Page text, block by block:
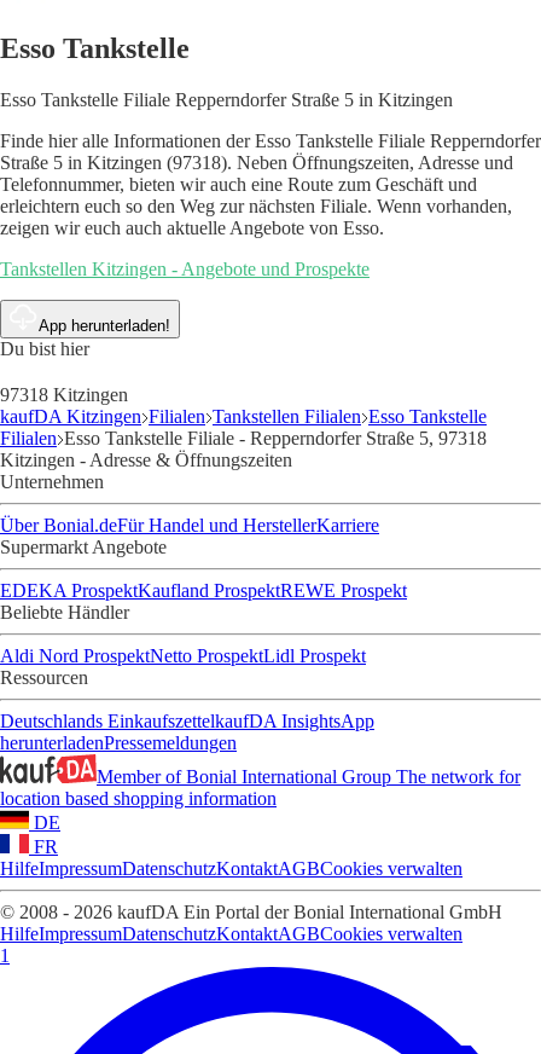
Esso Tankstelle
Esso Tankstelle Filiale Repperndorfer Straße 5 in Kitzingen
Finde hier alle Informationen der Esso Tankstelle Filiale Repperndorfer
Straße 5 in Kitzingen (97318). Neben Öffnungszeiten, Adresse und
Telefonnummer, bieten wir auch eine Route zum Geschäft und
erleichtern euch so den Weg zur nächsten Filiale. Wenn vorhanden,
zeigen wir euch auch aktuelle Angebote von Esso.
Tankstellen Kitzingen - Angebote und Prospekte
App herunterladen!
Du bist hier
97318 Kitzingen
kaufDA Kitzingen Filialen Tankstellen Filialen Esso Tankstelle
Filialen Esso Tankstelle Filiale - Repperndorfer Straße 5, 97318
Kitzingen - Adresse & Öffnungszeiten
Unternehmen
Über Bonial.deFür Handel und HerstellerKarriere
Supermarkt Angebote
EDEKA ProspektKaufland ProspektREWE Prospekt
Beliebte Händler
Aldi Nord ProspektNetto ProspektLidl Prospekt
Ressourcen
Deutschlands EinkaufszettelkaufDA InsightsApp
herunterladenPressemeldungen
Member of Bonial International Group The network for
location based shopping information
DE
FR
HilfeImpressumDatenschutzKontaktAGBCookies verwalten
© 2008 - 2026 kaufDA Ein Portal der Bonial International GmbH
HilfeImpressumDatenschutzKontaktAGBCookies verwalten
1